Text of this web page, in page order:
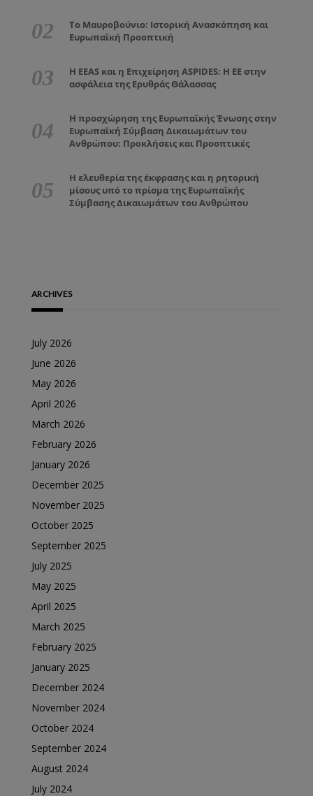
Το Μαυροβούνιο: Ιστορική Ανασκόπηση και
Ευρωπαϊκή Προοπτική
Η EEAS και η Επιχείρηση ASPIDES: Η ΕΕ στην
ασφάλεια της Ερυθράς Θάλασσας
Η προσχώρηση της Ευρωπαϊκής Ένωσης στην
Ευρωπαϊκή Σύμβαση Δικαιωμάτων του
Ανθρώπου: Προκλήσεις και Προοπτικές
Η ελευθερία της έκφρασης και η ρητορική
μίσους υπό το πρίσμα της Ευρωπαϊκής
Σύμβασης Δικαιωμάτων του Ανθρώπου
ARCHIVES
July 2026
June 2026
May 2026
April 2026
March 2026
February 2026
January 2026
December 2025
November 2025
October 2025
September 2025
July 2025
May 2025
April 2025
March 2025
February 2025
January 2025
December 2024
November 2024
October 2024
September 2024
August 2024
July 2024